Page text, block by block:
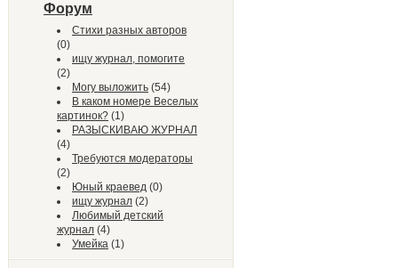
Форум
Стихи разных авторов
(0)
ищу журнал, помогите
(2)
Могу выложить (54)
В каком номере Веселых
картинок? (1)
РАЗЫСКИВАЮ ЖУРНАЛ
(4)
Требуются модераторы
(2)
Юный краевед (0)
ищу журнал (2)
Любимый детский
журнал (4)
Умейка (1)